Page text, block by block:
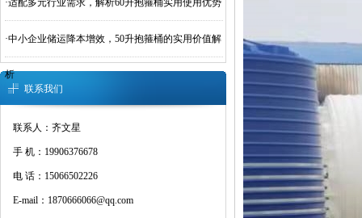
·适配多元行业需求，解析60升抱箍桶实用使用优势
·中小企业储运降本增效，50升抱箍桶的实用价值解
析
联系我们
联系人：齐文星
手 机：19906376678
电 话：15066502226
E-mail：1870666066@qq.com